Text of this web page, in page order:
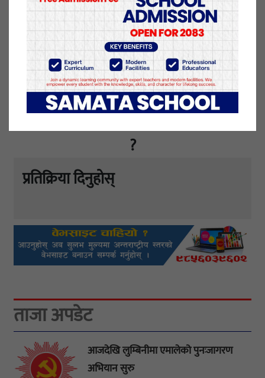
यो खबर पढेर तपाईलाई कस्तो महसुस भयो
?
प्रतिक्रिया दिनुहोस्
ताजा अपडेट
आजदेखि लुम्बिनीमा एमालेको पुनःजागरण
अभियान सुरु